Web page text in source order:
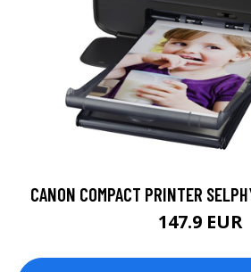
CANON COMPACT PRINTER
147.9 EUR